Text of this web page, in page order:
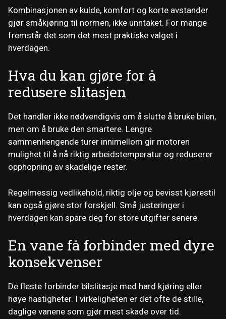
Kombinasjonen av kulde, komfort og korte avstander
gjør småkjøring til normen, ikke unntaket. For mange
fremstår det som det mest praktiske valget i
hverdagen.
Hva du kan gjøre for å
redusere slitasjen
Det handler ikke nødvendigvis om å slutte å bruke bilen,
men om å bruke den smartere. Lengre
sammenhengende turer innimellom gir motoren
mulighet til å nå riktig arbeidstemperatur og reduserer
opphopning av skadelige rester.
Regelmessig vedlikehold, riktig olje og bevisst kjørestil
kan også gjøre stor forskjell. Små justeringer i
hverdagen kan spare deg for store utgifter senere.
En vane få forbinder med dyre
konsekvenser
De fleste forbinder bilslitasje med hard kjøring eller
høye hastigheter. I virkeligheten er det ofte de stille,
daglige vanene som gjør mest skade over tid.